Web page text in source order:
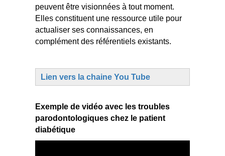
peuvent être visionnées à tout moment.
Elles constituent une ressource utile pour
actualiser ses connaissances, en
complément des référentiels existants.
Lien vers la chaine You Tube
Exemple de vidéo avec l es troubles
parodontologiques chez le patient
diabétique